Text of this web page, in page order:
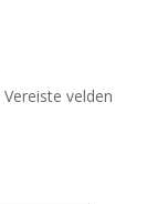
Vereiste velden